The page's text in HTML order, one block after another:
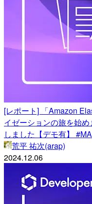
[レポート] 「Amazon
イゼーションの旅を始
しました【デモ有】
荒平 祐次(arap)
2024.12.06